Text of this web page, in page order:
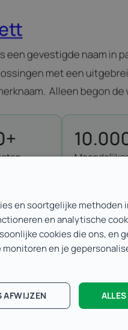
een gevestigde naam in
met een
Alleen begon
nog een stevige laag bij.
en soortgelijke methoden
en analytische
cookies die ons, en
en je
AFWIJZEN